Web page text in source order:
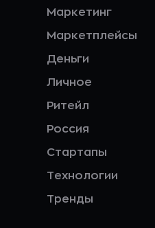
Маркетинг
Маркетплейсы
Деньги
Личное
Ритейл
Россия
Стартапы
Технологии
Тренды